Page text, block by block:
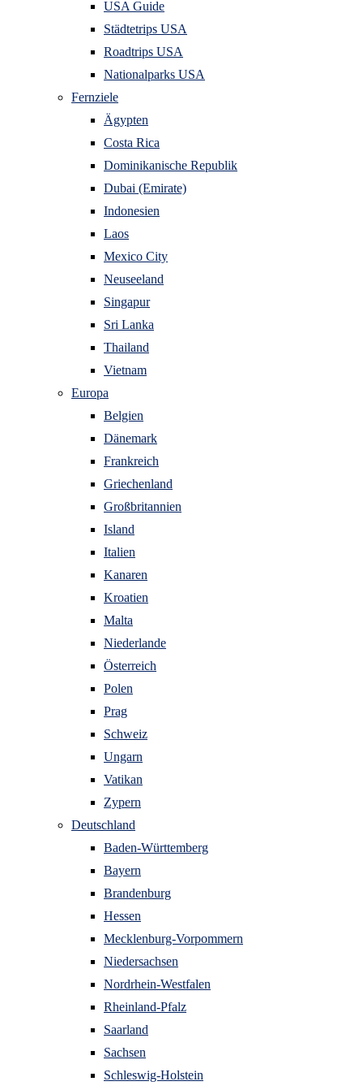
USA Guide
Städtetrips USA
Roadtrips USA
Nationalparks USA
Fernziele
Ägypten
Costa Rica
Dominikanische Republik
Dubai (Emirate)
Indonesien
Laos
Mexico City
Neuseeland
Singapur
Sri Lanka
Thailand
Vietnam
Europa
Belgien
Dänemark
Frankreich
Griechenland
Großbritannien
Island
Italien
Kanaren
Kroatien
Malta
Niederlande
Österreich
Polen
Prag
Schweiz
Ungarn
Vatikan
Zypern
Deutschland
Baden-Württemberg
Bayern
Brandenburg
Hessen
Mecklenburg-Vorpommern
Niedersachsen
Nordrhein-Westfalen
Rheinland-Pfalz
Saarland
Sachsen
Schleswig-Holstein